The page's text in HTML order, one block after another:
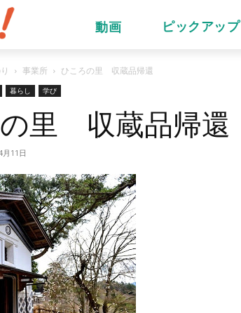
動画 ピックアップ
事業所 ひころの里 収蔵品帰還
暮らし 学び
里 収蔵品帰還
月11日